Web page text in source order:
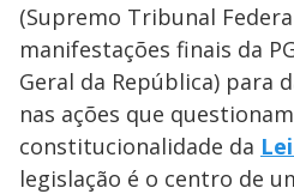
(Supremo Tribunal
manifestações finais da
Geral da República) para
nas ações que
constitucionalidade da
legislação é o centro de